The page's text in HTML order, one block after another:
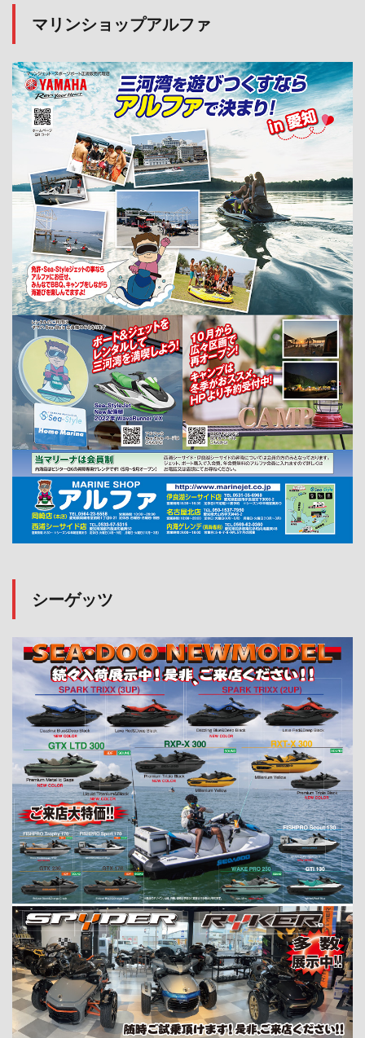
マリンショップアルファ
シーゲッツ